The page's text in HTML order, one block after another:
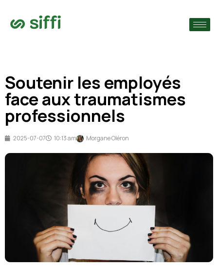
›
Soutenir les employés
face aux traumatismes
professionnels
2025-07-07 10:13 am Morgane Oléron